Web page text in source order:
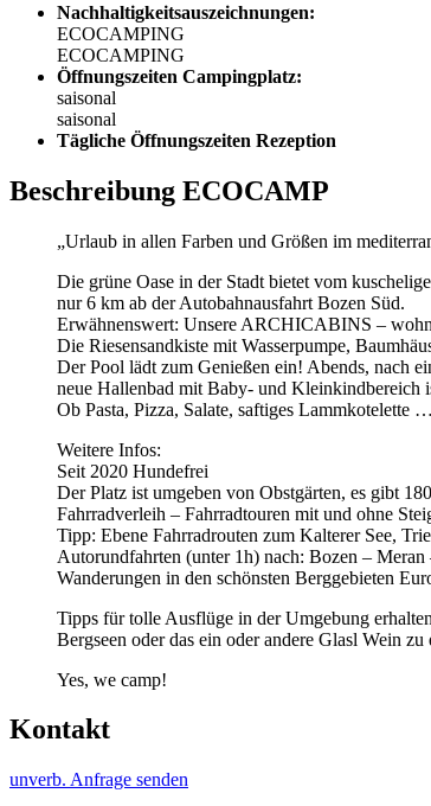
Nachhaltigkeitsauszeichnungen:
ECOCAMPING
ECOCAMPING
Öffnungszeiten Campingplatz:
saisonal
saisonal
Tägliche Öffnungszeiten Rezeption
Beschreibung ECOCAMP
„Urlaub in allen Farben und Größen im
Die grüne Oase in der Stadt bietet vom
nur 6 km ab der Autobahnausfahrt Bozen Süd.
Erwähnenswert: Unsere ARCHICABINS –
Die Riesensandkiste mit Wasserpumpe,
Der Pool lädt zum Genießen ein! Abends, nach
neue Hallenbad mit Baby- und Kleinkindbereich
Ob Pasta, Pizza, Salate, saftiges Lammkotelette
Weitere Infos:
Seit 2020 Hundefrei
Der Platz ist umgeben von Obstgärten, es gibt
Fahrradverleih – Fahrradtouren mit und ohne
Tipp: Ebene Fahrradrouten zum Kalterer See,
Autorundfahrten (unter 1h) nach: Bozen –
Wanderungen in den schönsten Berggebieten
Tipps für tolle Ausflüge in der Umgebung
Bergseen oder das ein oder andere Glasl Wein
Yes, we camp!
Kontakt
unverb. Anfrage senden